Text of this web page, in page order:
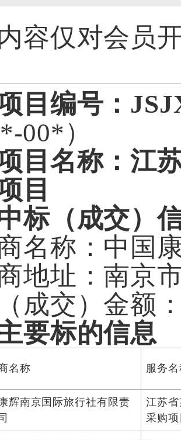
容仅对会员
目编号：
00*）
目名称：江
目
标（成交）
名称：中国
地址：南京
成交）金额
要标的信息
名称 服务
辉南京国际旅行社有限责
江苏
采购